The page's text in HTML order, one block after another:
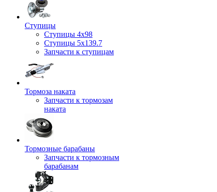
Ступицы
Ступицы 4x98
Ступицы 5x139.7
Запчасти к ступицам
Тормоза наката
Запчасти к тормозам
наката
Тормозные барабаны
Запчасти к тормозным
барабанам